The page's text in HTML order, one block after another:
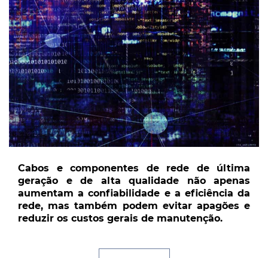
Cabos e componentes de rede de última
geração e de alta qualidade não apenas
aumentam a confiabilidade e a eficiência da
rede, mas também podem evitar apagões e
reduzir os custos gerais de manutenção.